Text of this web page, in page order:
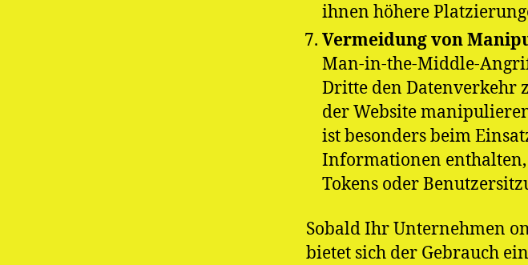
ihnen höhere
Vermeidung von
Man-in-the-Middle-
Dritte den Datenverkehr
der Website
ist besonders beim
Informationen
Tokens oder
Sobald Ihr Unternehmen
bietet sich der Gebrauch